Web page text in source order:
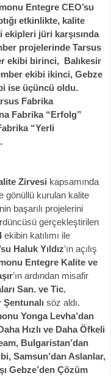
Entegre CEO’su
etkinlikte, kalite
ekipleri jüri karşısında
projelerinde Tarsus
ekibi birinci, Balıkesir
ekibi ikinci, Gebze
ise üçüncü oldu.
Fabrika
Fabrika “Erfolg”
“Yerli
Zirvesi kapsamında
gönüllü kurulan kalite
başarılı projelerini
gerçekleştirilen
ekibin katılımı ile
Haluk Yıldız’ın açılış
Entegre Kalite ve
’ın ardından misafir
San. ve Tic.
söz aldı.
Yonga Levha’dan
Hızlı ve Daha Öfkeli
Bulgaristan’dan
Samsun’dan Aslanlar,
Gebze’den Çözüm